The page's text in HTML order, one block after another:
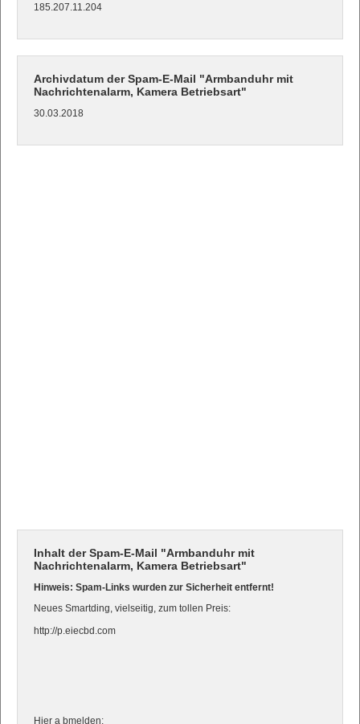
185.207.11.204
Archivdatum der Spam-E-Mail "Armbanduhr mit
Nachrichtenalarm, Kamera Betriebsart"
30.03.2018
Inhalt der Spam-E-Mail "Armbanduhr mit
Nachrichtenalarm, Kamera Betriebsart"
Hinweis: Spam-Links wurden zur Sicherheit entfernt!
Neues Smartding, vielseitig, zum tollen Preis:
http://p.eiecbd.com
Hier a bmelden: